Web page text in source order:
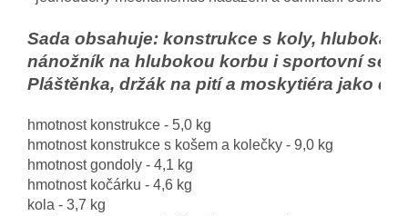
Sada obsahuje: konstrukce s koly, hluboká
nánožník na hlubokou korbu i sportovní
Pláštěnka, držák na pití a moskytiéra jako
hmotnost konstrukce - 5,0 kg
hmotnost konstrukce s košem a kolečky - 9,0 kg
hmotnost gondoly - 4,1 kg
hmotnost kočárku - 4,6 kg
kola - 3,7 kg